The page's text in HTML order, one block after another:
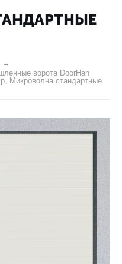
ворота DoorHan
Микроволна стандартные